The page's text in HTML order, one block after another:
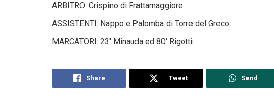
ARBITRO: Crispino di Frattamaggiore
ASSISTENTI: Nappo e Palomba di Torre del Greco
MARCATORI: 23′ Minauda ed 80′ Rigotti
Share Tweet Send